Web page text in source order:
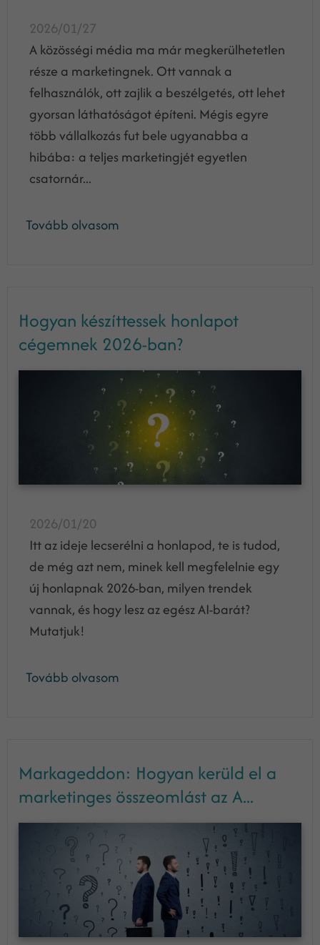
2026/01/27
A közösségi média ma már megkerülhetetlen
része a marketingnek. Ott vannak a
felhasználók, ott zajlik a beszélgetés, ott lehet
gyorsan láthatóságot építeni. Mégis egyre
több vállalkozás fut bele ugyanabba a
hibába: a teljes marketingjét egyetlen
csatornár...
Tovább olvasom
Hogyan készíttessek honlapot
cégemnek 2026-ban?
2026/01/20
Itt az ideje lecserélni a honlapod, te is tudod,
de még azt nem, minek kell megfelelnie egy
új honlapnak 2026-ban, milyen trendek
vannak, és hogy lesz az egész AI-barát?
Mutatjuk!
Tovább olvasom
Markageddon: Hogyan kerüld el a
marketinges összeomlást az A...